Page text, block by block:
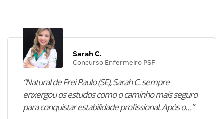
Sarah C.
Concurso Enfermeiro PSF
“Natural de Frei Paulo (SE), Sarah C. sempre
enxergou os estudos como o caminho mais seguro
para conquistar estabilidade profissional. Após o…”